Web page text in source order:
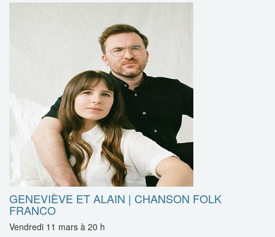
GENEVIÈVE ET ALAIN | CHANSON FOLK
FRANCO
Vendredi 11 mars à 20 h